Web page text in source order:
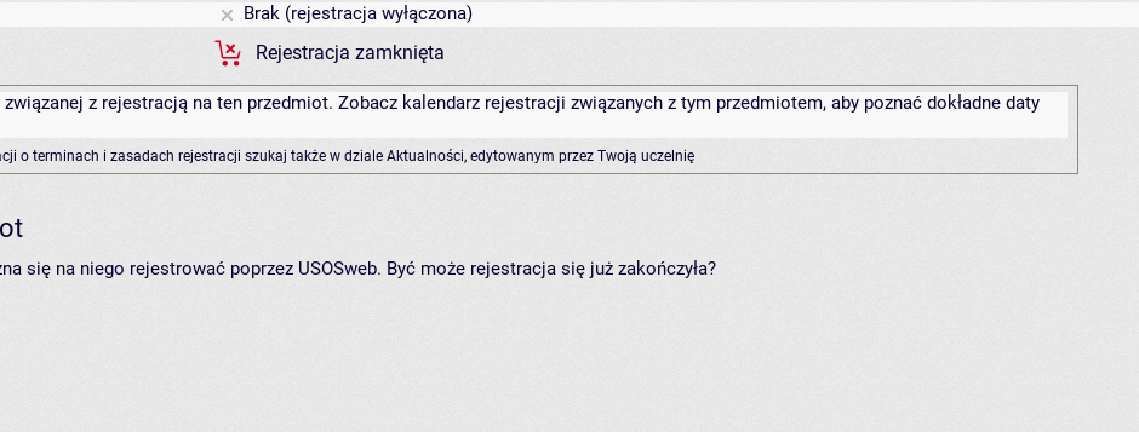
Brak (rejestracja wyłączona)
Rejestracja zamknięta
z rejestracją na ten przedmiot. Zobacz kalendarz rejestracji związanych z tym przedmiotem, aby poznać dokładne daty
o terminach i zasadach rejestracji szukaj także w dziale Aktualności, edytowanym przez Twoją uczelnię
się na niego rejestrować poprzez USOSweb. Być może rejestracja się już zakończyła?